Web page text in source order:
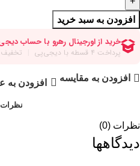
افزودن به سبد خرید
افزودن به مقایسه افزودن به
نظرات
نظرات (0)
دیدگاهها